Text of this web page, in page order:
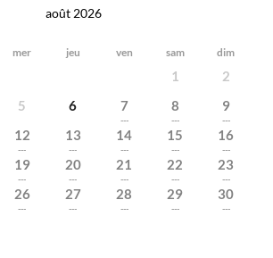
août 2026
mer jeu ven sam dim
1
2
5 6 7
---
8
---
9
---
12
---
13
---
14
---
15
---
16
---
19
---
20
---
21
---
22
---
23
---
26
---
27
---
28
---
29
---
30
---